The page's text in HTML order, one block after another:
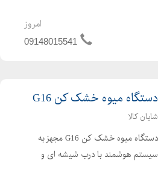
کوچک طراحی شده است . دستگاه میوه
خشک کن G20 مجهز به سیستم هوشمند
امروز
09148015541
دستگاه میوه خشک کن G16
شایان کالا
دستگاه میوه خشک کن G16 مجهز به
سیستم هوشمند با درب شیشه ای و